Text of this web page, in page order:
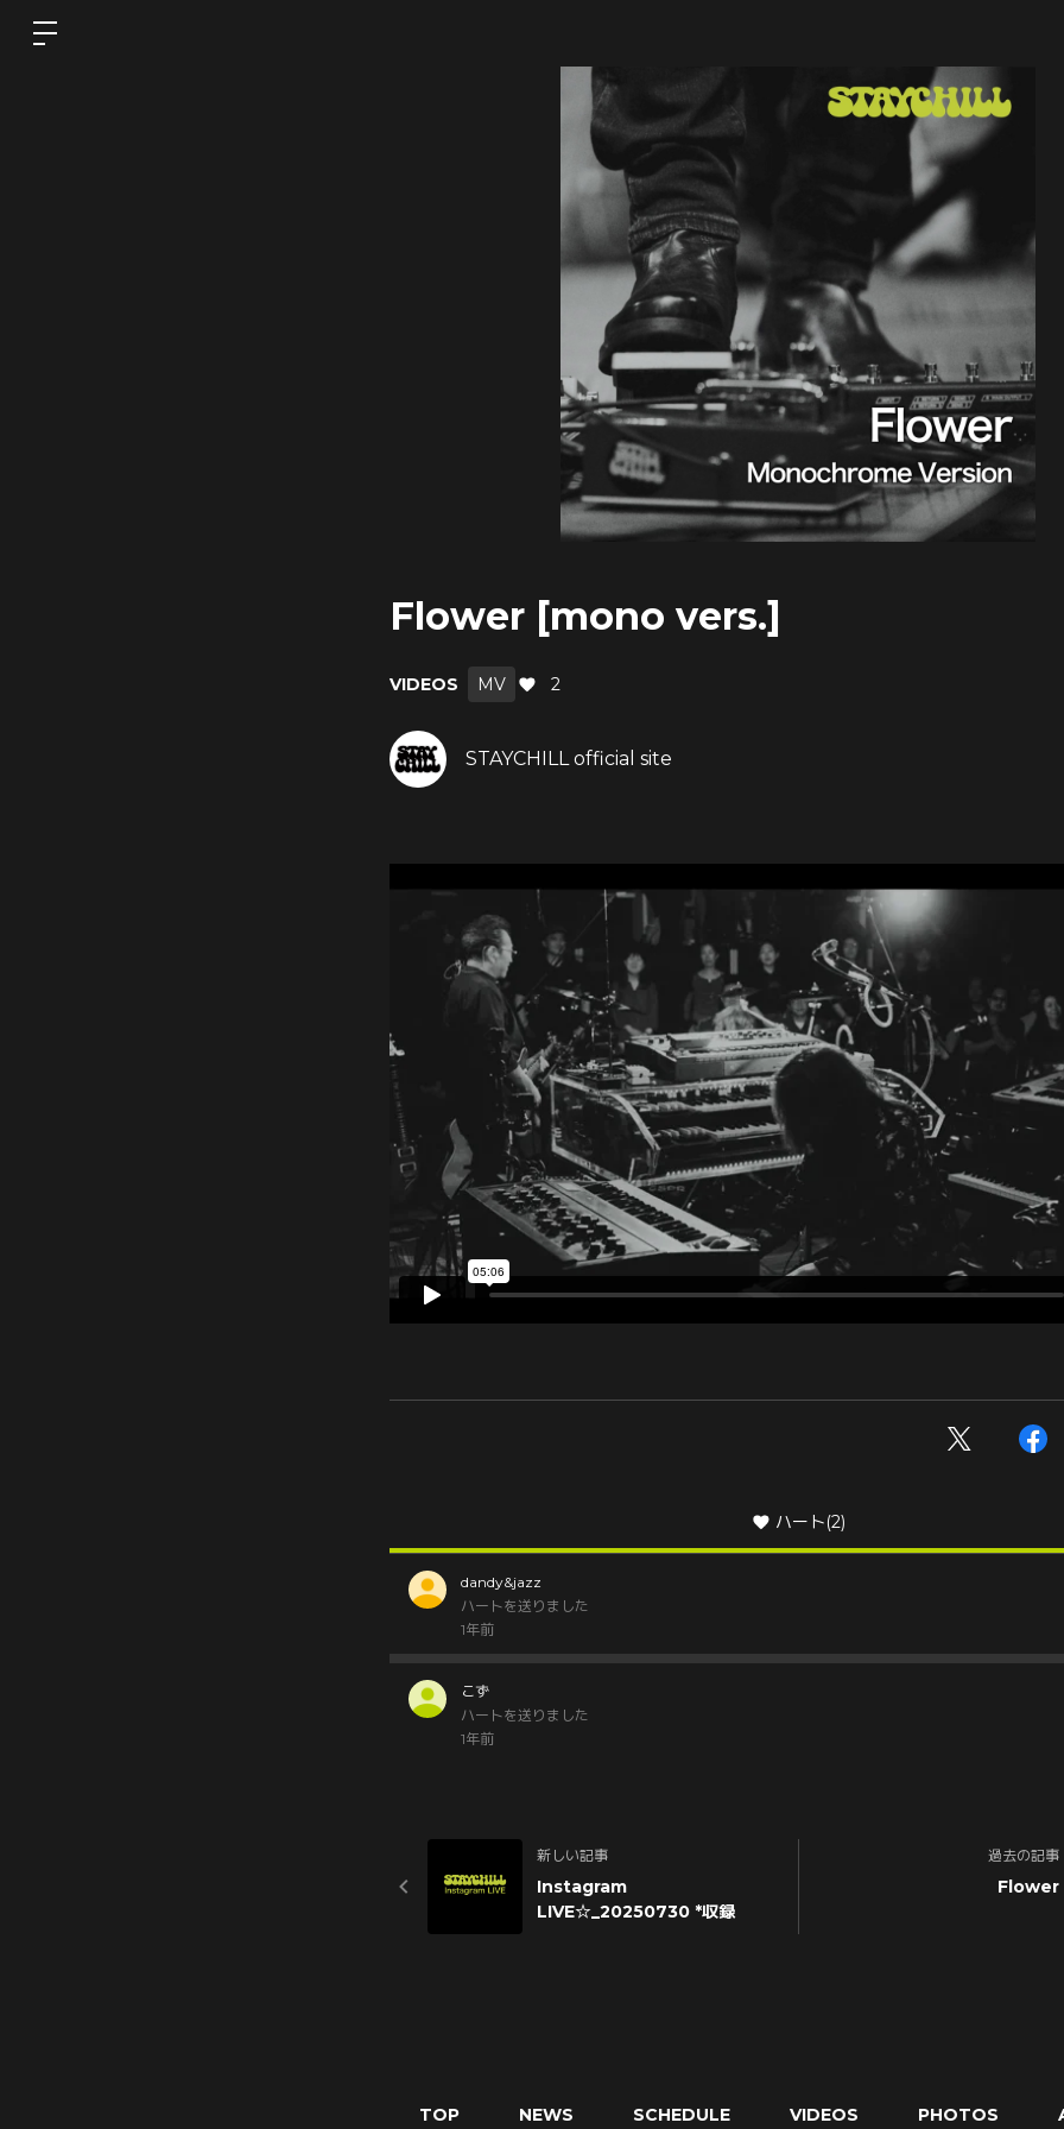
Flower [mono vers.]
VIDEOS MV 2
STAYCHILL official site
ハート(2)
dandy&jazz
ハートを送りました
1年前
こず
ハートを送りました
1年前
新しい記事
Instagram
LIVE☆_20250730 *収録
過去の記事
Flower
TOP NEWS SCHEDULE VIDEOS PHOTOS